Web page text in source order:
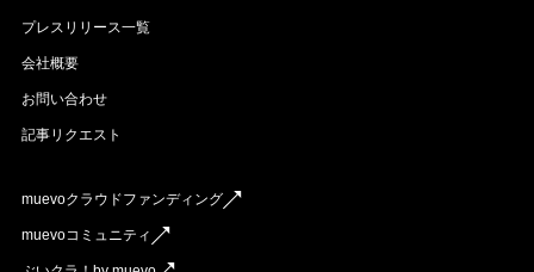
プレスリリース一覧
会社概要
お問い合わせ
記事リクエスト
muevoクラウドファンディング
muevoコミュニティ